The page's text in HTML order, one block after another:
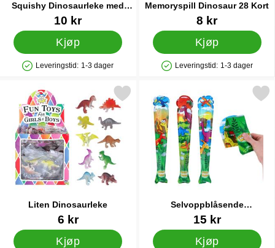
Squishy Dinosaurleke med
Perler 5 cm
Varenummer 91577
10 kr
Kjøp
Produkttilgjengelighet: På lager
Leveringstid: 1-3 dager
Memoryspill Dinosaur 28 Kort
Varenummer 86984
8 kr
Kjøp
Produkttilgjengelighet: På lager
Leveringstid: 1-3 dager
Liten Dinosaurleke
Varenummer 32753
6 kr
Kjøp
Merk liten Dinosaurleke som favoritt
Selvoppblåsende
Baseballkølle Dinosaur
Varenummer 88690
15 kr
Kjøp
Merk selvoppblåsende